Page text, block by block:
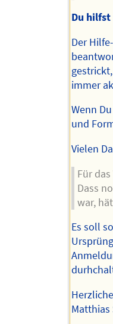
Du hilfst
Der
immer
Wenn
und
Vielen
Für
Dass
war,
Es soll
Matthias